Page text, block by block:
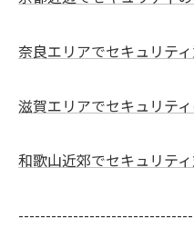
奈良エリアでセキュリテ
滋賀エリアでセキュリテ
和歌山近郊でセキュリテ